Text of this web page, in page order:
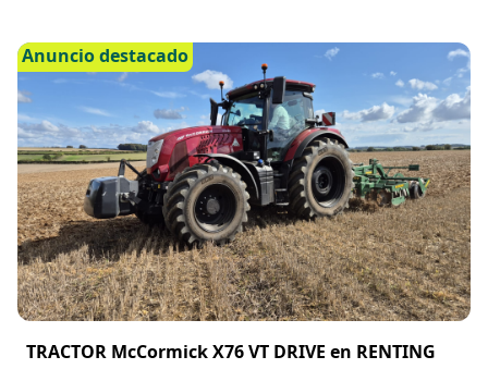
Anuncio destacado
TRACTOR McCormick X76 VT DRIVE en RENTING